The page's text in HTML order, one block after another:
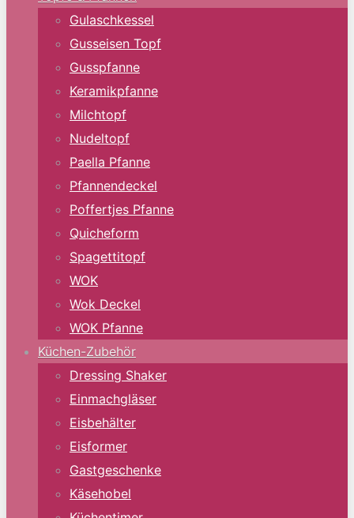
Gulaschkessel
Gusseisen Topf
Gusspfanne
Keramikpfanne
Milchtopf
Nudeltopf
Paella Pfanne
Pfannendeckel
Poffertjes Pfanne
Quicheform
Spagettitopf
WOK
Wok Deckel
WOK Pfanne
Küchen-Zubehör
Dressing Shaker
Einmachgläser
Eisbehälter
Eisformer
Gastgeschenke
Käsehobel